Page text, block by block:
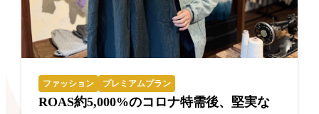
ファッション プレミアムプラン
ROAS約5,000%のコロナ特需後、堅実な